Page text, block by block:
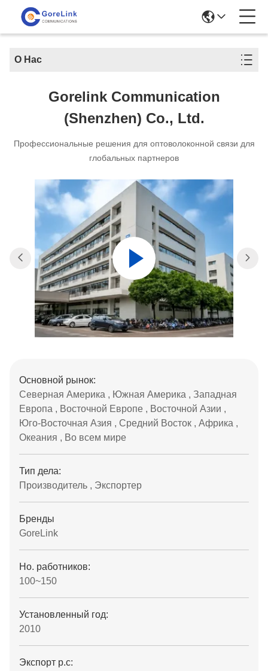
О Нас
Gorelink Communication
(Shenzhen) Co., Ltd.
Профессиональные решения для оптоволоконной связи для
глобальных партнеров
Основной рынок:
Северная Америка , Южная Америка , Западная
Европа , Восточной Европе , Восточной Азии ,
Юго-Восточная Азия , Средний Восток , Африка ,
Океания , Во всем мире
Тип дела:
Производитель , Экспортер
Бренды
GoreLink
Но. работников:
100~150
Установленный год:
2010
Экспорт p.c: